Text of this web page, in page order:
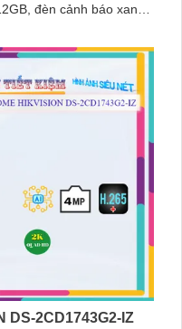
đèn cảnh báo xanh
DS-2CD1743G2-IZ